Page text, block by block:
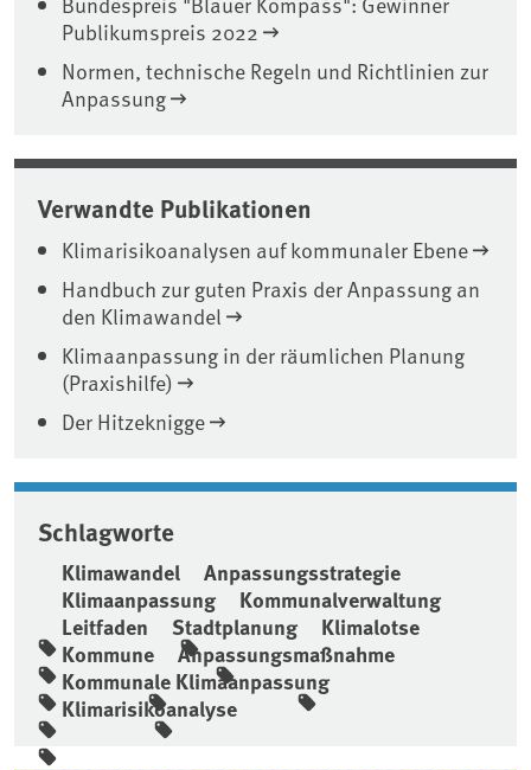
Publikumspreis 2022
Normen, technische Regeln und Richtlinien zur
Anpassung
Verwandte Publikationen
Klimarisikoanalysen auf kommunaler Ebene
Handbuch zur guten Praxis der Anpassung an
den Klimawandel
Klimaanpassung in der räumlichen Planung
(Praxishilfe)
Der Hitzeknigge
Schlagworte
Klimawandel
Anpassungsstrategie
Klimaanpassung
Kommunalverwaltung
Leitfaden
Stadtplanung
Klimalotse
Kommune
Anpassungsmaßnahme
Kommunale Klimaanpassung
Klimarisikoanalyse